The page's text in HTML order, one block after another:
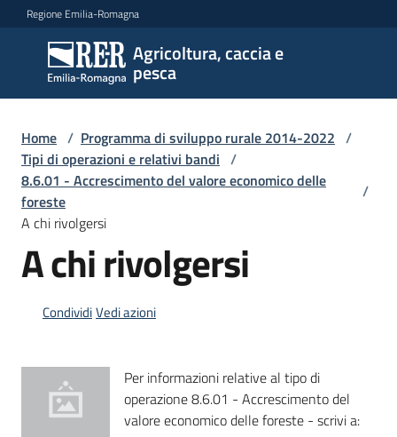
Vai al contenuto
Vai alla navigazione
Vai al footer
Regione Emilia-Romagna
Agricoltura, caccia e
pesca
Agricoltura,
caccia e
pesca
Argomenti
Novità
Servizi
Leggi
bandi
Home / Programma di sviluppo rurale 2014-2022 /
Tipi di operazioni e relativi bandi /
8.6.01 - Accrescimento del valore economico delle
foreste
/
A chi rivolgersi
A chi rivolgersi
CondividiVedi azioni
Per informazioni relative al tipo di
operazione 8.6.01 - Accrescimento del
valore economico delle foreste - scrivi a: